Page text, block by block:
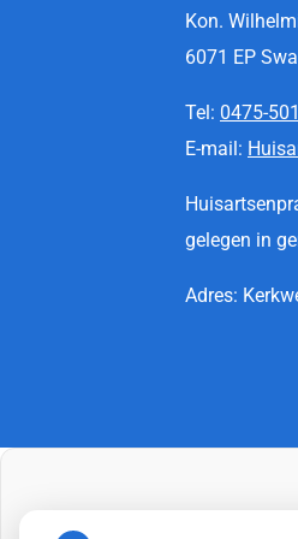
Kon.
6071 EP
Tel: 0475-
E-mail:
gelegen in
Adres: